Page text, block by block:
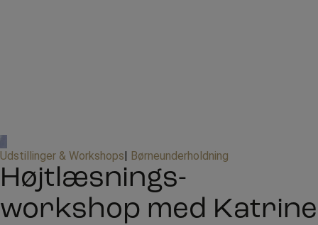
Udstillinger & Workshops| Børneunderholdning
Højtlæsnings-
workshop med Katrine